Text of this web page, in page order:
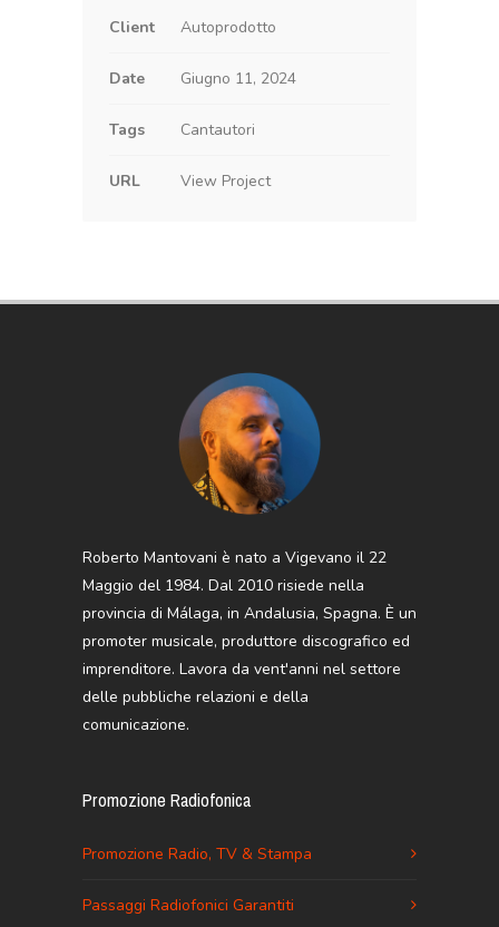
Client Autoprodotto
Date Giugno 11, 2024
Tags Cantautori
URL View Project
Roberto Mantovani è nato a Vigevano il 22
Maggio del 1984. Dal 2010 risiede nella
provincia di Málaga, in Andalusia, Spagna. È un
promoter musicale, produttore discografico ed
imprenditore. Lavora da vent'anni nel settore
delle pubbliche relazioni e della
comunicazione.
Promozione Radiofonica
Promozione Radio, TV & Stampa
Passaggi Radiofonici Garantiti